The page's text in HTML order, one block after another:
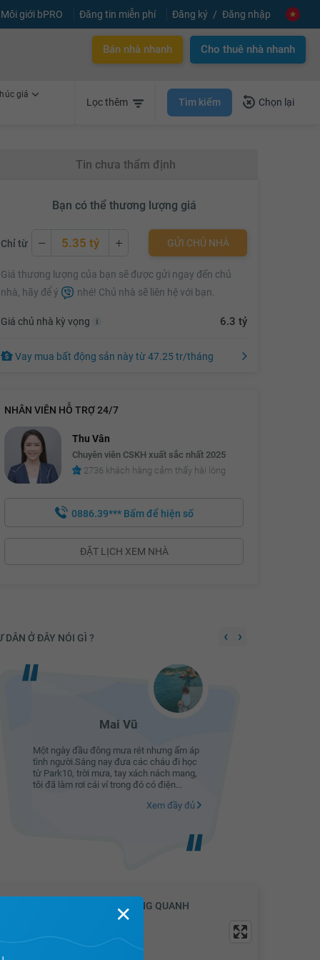
giới bPRO Đăng tin miễn phí Đăng ký Đăng nhập
Bán nhà nhanh Cho thuê nhà nhanh
giá
Lọc thêm Tìm kiếm Chọn lại
Tin chưa thẩm định
Bạn có thể thương lượng giá
Chỉ từ 5.35 tỷ
5.35 tỷ
5.37 tỷ
5.39 tỷ
5.47 tỷ
5.49 tỷ
5.51 tỷ
5.55 tỷ
5.57 tỷ
5.59 tỷ
5.65 tỷ
5.75 tỷ
5.77 tỷ
GỬI CHỦ NHÀ
Giá thương lượng của bạn sẽ được gửi ngay đến chủ
nhà, hãy để ý
nhé! Chủ nhà sẽ liên hệ với bạn.
Giá chủ nhà kỳ vọng 6.3 tỷ
Vay mua bất động sản nàytừ47.25 tr/tháng
NHÂN VIÊN HỖ TRỢ 24/7
Thu Vân
Chuyên viên CSKH xuất sắc nhất 2025
2736 khách hàng cảm thấy hài lòng
0886.39*** Bấm để hiện số
ĐẶT LỊCH XEM NHÀ
DÂN Ở ĐÂY NÓI GÌ ?
Mai Vũ
Một ngày đầu đông mưa rét nhưng ấm áp
tình người.Sáng nay đưa các cháu đi học
từ Park10, trời mưa, tay xách nách mang,
tôi đã làm rơi cái ví trong đó có điện...
Xem đầy đủ
‹ ›
VỊ TRÍ & TIỆN ÍCH KHU VỰC XUNG QUANH
✕